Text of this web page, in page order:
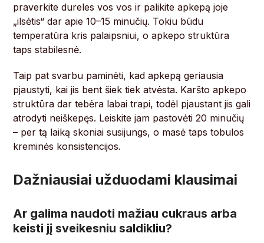
praverkite dureles vos vos ir palikite apkepą joje
„ilsėtis“ dar apie 10–15 minučių. Tokiu būdu
temperatūra kris palaipsniui, o apkepo struktūra
taps stabilesnė.
Taip pat svarbu paminėti, kad apkepą geriausia
pjaustyti, kai jis bent šiek tiek atvėsta. Karšto apkepo
struktūra dar tebėra labai trapi, todėl pjaustant jis gali
atrodyti neiškepęs. Leiskite jam pastovėti 20 minučių
– per tą laiką skoniai susijungs, o masė taps tobulos
kreminės konsistencijos.
Dažniausiai užduodami klausimai
Ar galima naudoti mažiau cukraus arba
keisti jį sveikesniu saldikliu?